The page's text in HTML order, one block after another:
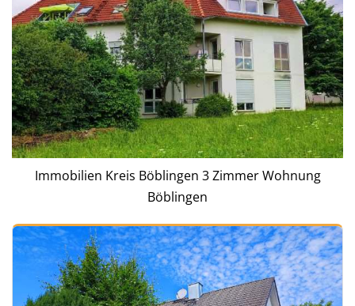
Immobilien Kreis Böblingen 3 Zimmer Wohnung
Böblingen